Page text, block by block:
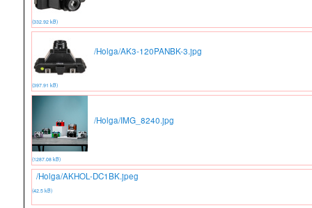
(332.92 kB)
/Holga/AK3-120PANBK-3.jpg
(397.91 kB)
/Holga/IMG_8240.jpg
(1287.08 kB)
/Holga/AKHOL-DC1BK.jpeg
(42.5 kB)